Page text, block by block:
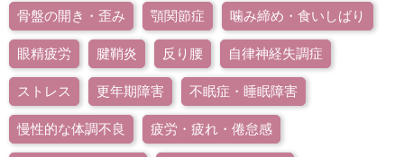
骨盤の開き・歪み 顎関節症 噛み締め・食いしばり
眼精疲労 腱鞘炎 反り腰 自律神経失調症
ストレス 更年期障害 不眠症・睡眠障害
慢性的な体調不良 疲労・疲れ・倦怠感